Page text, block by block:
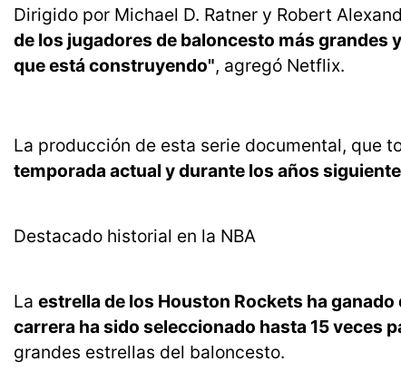
Dirigido por Michael D. Ratner y Robert
de los jugadores de baloncesto más grandes
que está construyendo", agregó Netflix.
La producción de esta serie documental, que
temporada actual y durante los años
Destacado historial en la NBA
La estrella de los Houston Rockets ha
carrera ha sido seleccionado hasta 15 veces
grandes estrellas del baloncesto.